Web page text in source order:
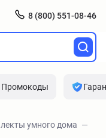
8 (800) 551-08-46
Промокоды
умного дома